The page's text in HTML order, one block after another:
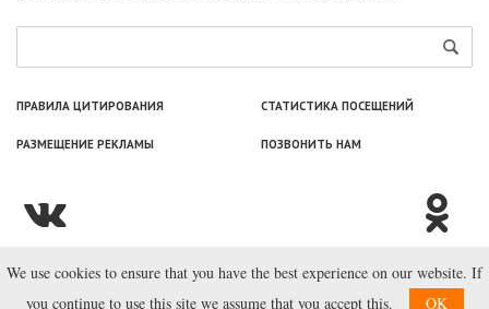
ПРАВИЛА ЦИТИРОВАНИЯ СТАТИСТИКА ПОСЕЩЕНИЙ
РАЗМЕЩЕНИЕ РЕКЛАМЫ ПОЗВОНИТЬ НАМ
© ООО «Лаборатория Новоcтей», 2003—2026.
We use cookies to ensure that you have the best experience on our website. If
you continue to use this site we assume that you accept this.
OK